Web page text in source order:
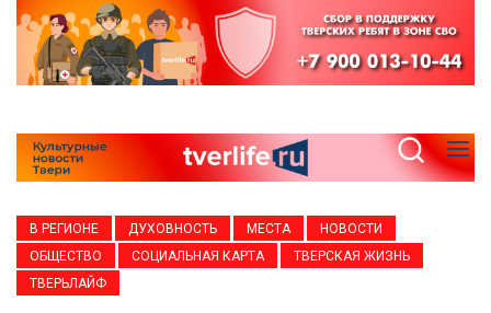
В РЕГИОНЕ ДУХОВНОСТЬ МЕСТА
НОВОСТИ
ОБЩЕСТВО
СОЦИАЛЬНАЯ КАРТА
ТВЕРСКАЯ ЖИЗНЬ
ТВЕРЬЛАЙФ